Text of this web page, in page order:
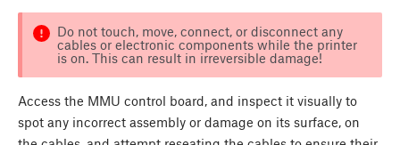
Do not touch, move, connect, or disconnect any
cables or electronic components while the printer
is on. This can result in irreversible damage!
Access the MMU control board, and inspect it visually to
spot any incorrect assembly or damage on its surface, on